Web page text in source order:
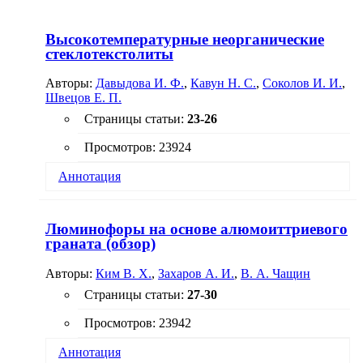
Высокотемпературные неорганические
стеклотекстолиты
Авторы: Давыдова И. Ф., Кавун Н. С., Соколов И. И.,
Швецов Е. П.
Страницы статьи: 23-26
Просмотров: 23924
Аннотация
связующих и стеклянных наполнителей
различных структур. Приведены механические и
СТАФ на основе кремнеземных, стеклянных и
базальтовых наполнителей, а также облегченных
Стеклотекстолиты на основе неорганического
применяться для изготовления конструкционных
Люминофоры на основе алюмоиттриевого
граната (обзор)
Авторы: Ким В. Х., Захаров А. И., В. А. Чащин
Страницы статьи: 27-30
Просмотров: 23942
Аннотация